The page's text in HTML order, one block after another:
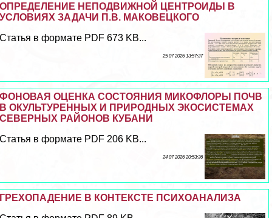
ОПРЕДЕЛЕНИЕ НЕПОДВИЖНОЙ ЦЕНТРОИДЫ В
УСЛОВИЯХ ЗАДАЧИ П.В. МАКОВЕЦКОГО
Статья в формате PDF 673 KB...
25 07 2026 13:57:37
ФОНОВАЯ ОЦЕНКА СОСТОЯНИЯ МИКОФЛОРЫ ПОЧВ
В ОКУЛЬТУРЕННЫХ И ПРИРОДНЫХ ЭКОСИСТЕМАХ
СЕВЕРНЫХ РАЙОНОВ КУБАНИ
Статья в формате PDF 206 KB...
24 07 2026 20:53:36
ГРЕХОПАДЕНИЕ В КОНТЕКСТЕ ПСИХОАНАЛИЗА